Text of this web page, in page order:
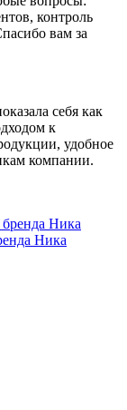
контроль
вам за
себя как
к
удобное
компании.
Ника